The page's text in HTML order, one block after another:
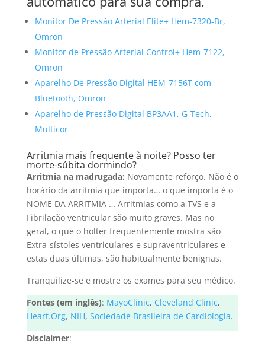
Monitor De Pressão Arterial Elite+ Hem-7320-Br,
Omron
Monitor de Pressão Arterial Control+ Hem-7122,
Omron
Aparelho De Pressão Digital HEM-7156T com
Bluetooth, Omron
Aparelho de Pressão Digital BP3AA1, G-Tech,
Multicor
Arritmia mais frequente à noite? Posso ter
morte-súbita dormindo?
Arritmia na madrugada: Novamente reforço. Não é o
horário da arritmia que importa… o que importa é o
NOME DA ARRITMIA … Arritmias como a TVS e a
Fibrilação ventricular são muito graves. Mas no
geral, o que o holter frequentemente mostra são
Extra-sístoles ventriculares e supraventriculares e
estas duas últimas, são habitualmente benignas.
Tranquilize-se e mostre os exames para seu médico.
Fontes (em inglês): MayoClinic, Cleveland Clinic,
Heart.Org, NIH, Sociedade Brasileira de Cardiologia.
Disclaimer: